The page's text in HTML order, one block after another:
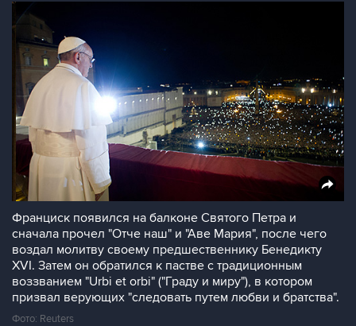
Франциск появился на балконе Святого Петра и
сначала прочел "Отче наш" и "Аве Мария", после чего
воздал молитву своему предшественнику Бенедикту
XVI. Затем он обратился к пастве с традиционным
воззванием "Urbi et orbi" ("Граду и миру"), в котором
призвал верующих "следовать путем любви и братства".
Фото: Reuters